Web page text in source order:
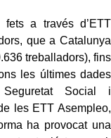
a través d’ETT
que a Catalunya
treballadors), fins
les últimes dades
Seguretat Social i
les ETT Asempleo,
ha provocat una